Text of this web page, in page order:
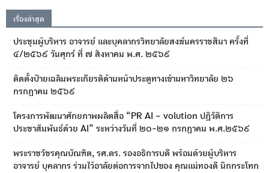
เรื่องล่าสุด
ประชุมผู้บริหาร อาจารย์ และบุคลากรวิทยาลัยสงฆ์นครราชสีมา ครั้งที่
๔/๒๕๖๙ วันศุกร์ ที่ ๗ สิงหาคม พ.ศ. ๒๕๖๙
ติดตั้งป้ายเฉลิมพระเกียรติด้านหน้าประตูทางเข้ามหาวิทยาลัย ๒๖
กรกฎาคม ๒๕๖๙
โครงการพัฒนาศักยภาพผลิตสื่อ “PR AI – volution ปฏิวัติการ
ประชาสัมพันธ์ด้วย AI” ระหว่างวันที่ ๒๐-๒๑ กรกฎาคม พ.ศ.๒๕๖๙
พระราชวัชรคุณบัณฑิต, รศ.ดร. รองอธิการบดี พร้อมด้วยผู้บริหาร
อาจารย์ บุคลากร ร่วมไว้อาลัยต่อการจากไปของ คุณแม่ทองดี นึกกระโทก